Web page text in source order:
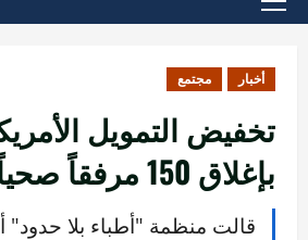
القائمة
أخبار مجتمع
تخفيض التمويل
بإغلاق 150 مرفقاً صحياً في سوريا
قالت منظمة "أطباء بلا